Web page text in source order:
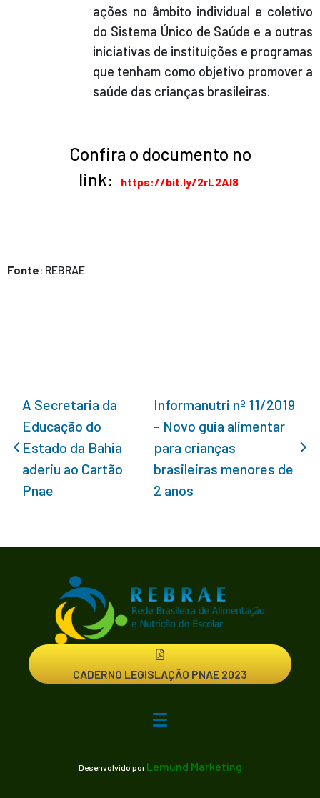
ações no âmbito individual e coletivo
do Sistema Único de Saúde e a outras
iniciativas de instituições e programas
que tenham como objetivo promover a
saúde das crianças brasileiras.
Confira o documento no
link:
https://bit.ly/2rL2Al8
Fonte: REBRAE
A Secretaria da
Educação do
Estado da Bahia
aderiu ao Cartão
Pnae
Informanutri nº 11/2019
- Novo guia alimentar
para crianças
brasileiras menores de
2 anos
CADERNO LEGISLAÇÃO PNAE 2023
Desenvolvido por Lemund Marketing